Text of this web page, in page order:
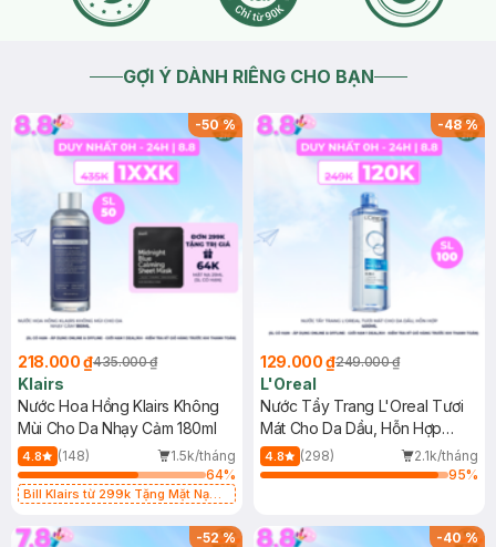
GỢI Ý DÀNH RIÊNG CHO BẠN
-50%
218.000 ₫435.000 ₫
Klairs
Nước Hoa Hồng Klairs Không
Mùi Cho Da Nhạy Cảm 180ml
4.8 (148)
1.5k/tháng
64%
Bill Klairs từ 299k Tặng Mặt Nạ
25ml (SL Có Hạn)
-48%
129.000 ₫249.000 ₫
L'Oreal
Nước Tẩy Trang L'Oreal Tươi
Mát Cho Da Dầu, Hỗn Hợp
400ml
4.8 (298)
2.1k/tháng
95%
-52% -40%